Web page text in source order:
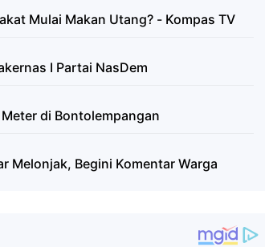
Mulai Makan Utang? - Kompas TV
I Partai NasDem
di Bontolempangan
Melonjak, Begini Komentar Warga